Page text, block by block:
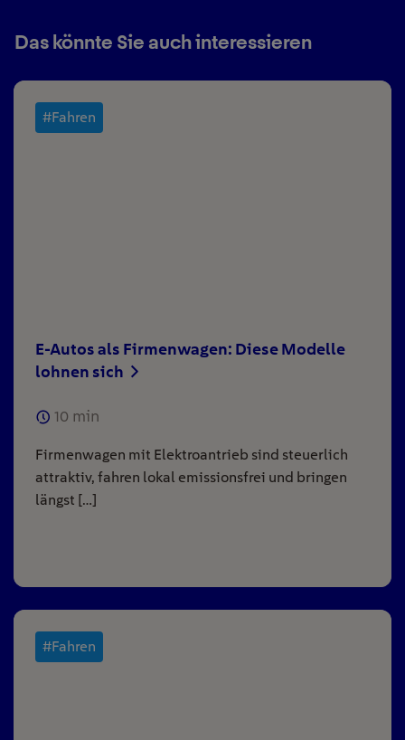
Das könnte Sie auch interessieren
#Fahren
E-Autos als Firmenwagen: Diese Modelle
lohnen sich
10 min
Firmenwagen mit Elektroantrieb sind steuerlich
attraktiv, fahren lokal emissionsfrei und bringen
längst […]
#Fahren